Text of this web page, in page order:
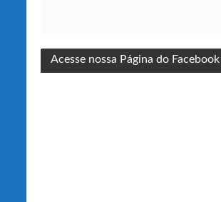
Acesse nossa Página do Facebook